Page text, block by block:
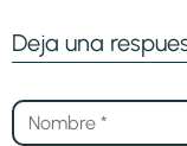
Deja una